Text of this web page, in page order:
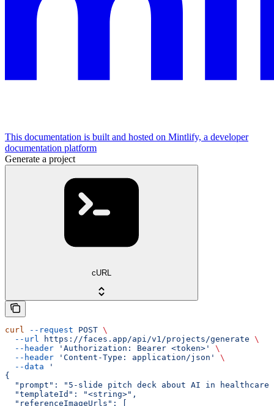
This documentation is built and hosted on Mintlify, a developer
documentation platform
Generate a project
cURL
curl --request POST \
  --url
https://faces.app/api/v1/projects/generate \
  --header
'Authorization: Bearer <token>'
\
  --header
'Content-Type: application/json'
\
  --data
'
{
"prompt": "5-slide pitch deck about AI in healthcare
  "templateId": "<string>",
  "referenceImageUrls": [